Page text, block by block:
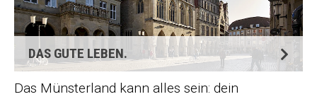
DAS GUTE LEBEN.
Das Münsterland kann alles sein: dein